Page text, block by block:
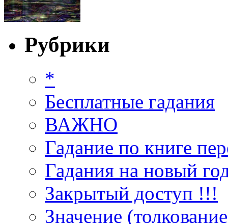
Рубрики
*
Бесплатные гадания
ВАЖНО
Гадание по книге
Гадания на новый
Закрытый доступ !!!
Значение